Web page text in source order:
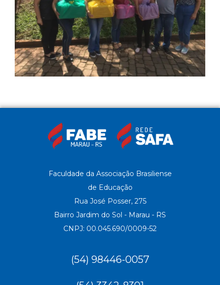
Faculdade da Associação Brasiliense
de Educação
Rua José Posser, 275
Bairro Jardim do Sol - Marau - RS
CNPJ: 00.045.690/0009-52
(54) 98446-0057